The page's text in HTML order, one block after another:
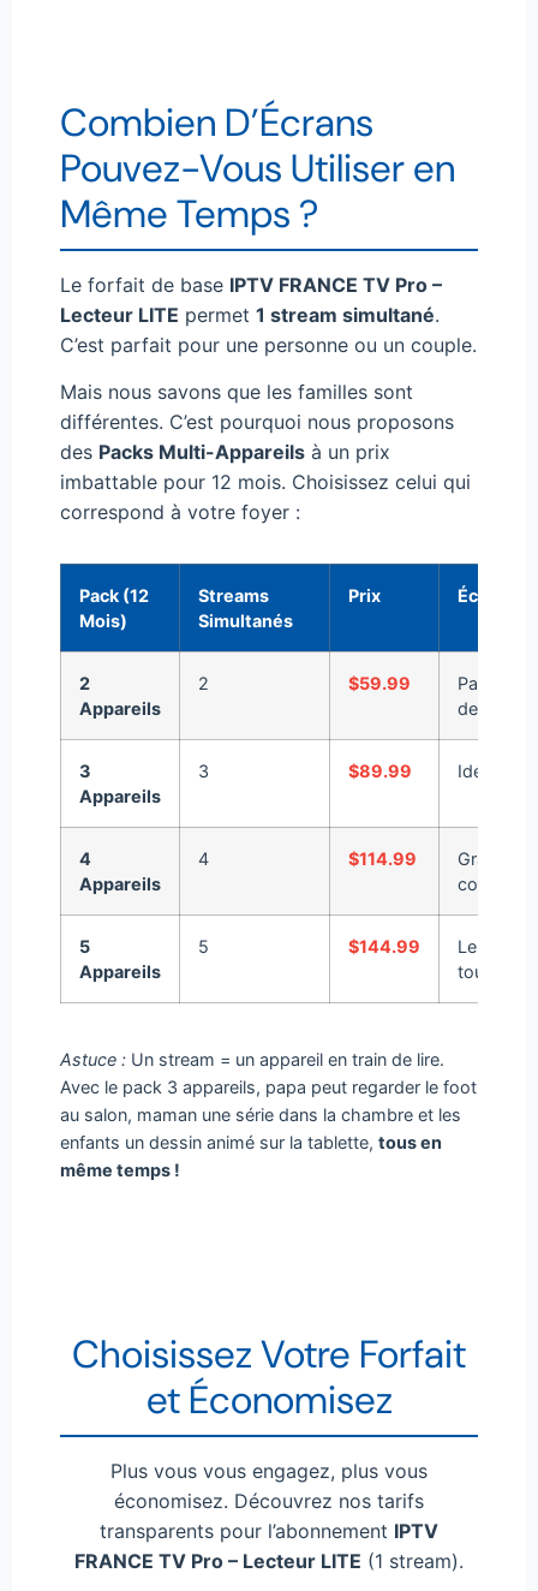
Combien D’Écrans
Pouvez-Vous Utiliser en
Même Temps ?
Le forfait de base IPTV FRANCE TV Pro –
Lecteur LITE permet 1 stream simultané.
C’est parfait pour une personne ou un couple.
Mais nous savons que les familles sont
différentes. C’est pourquoi nous proposons
des Packs Multi-Appareils à un prix
imbattable pour 12 mois. Choisissez celui qui
correspond à votre foyer :
Pack (12
Mois)
Streams
Simultanés
Prix
2
Appareils
2 $59.99
Parfaite
de 2
3
Appareils
3 $89.99 Idéal
4
Appareils
4 $114.99
Grande
5
Appareils
5 $144.99
Le pack
tout
Astuce : Un stream = un appareil en train de lire.
Avec le pack 3 appareils, papa peut regarder le foot
au salon, maman une série dans la chambre et les
enfants un dessin animé sur la tablette, tous en
même temps !
Choisissez Votre Forfait
et Économisez
Plus vous vous engagez, plus vous
économisez. Découvrez nos tarifs
transparents pour l’abonnement IPTV
FRANCE TV Pro – Lecteur LITE (1 stream).